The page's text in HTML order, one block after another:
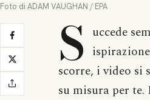
Foto di ADAM VAUGHAN / EPA
S uccede
scorre, i video si
su misura per te.